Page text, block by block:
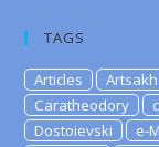
TAGS
Articles Artsakh
Caratheodory
Dostoievski
e-